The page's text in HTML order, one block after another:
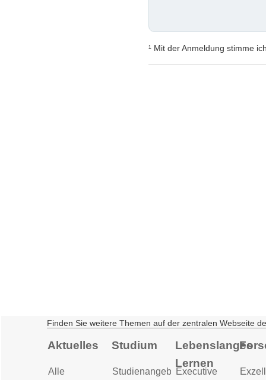
¹ Mit der Anmeldung stimme
Finden Sie weitere Themen auf der zentralen Webseite
Aktuelles
Alle
Studium
Studienangebot
Lebenslanges
Lernen
Executive